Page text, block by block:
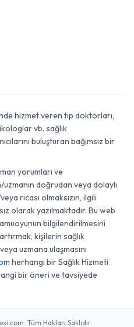
hizmet veren tıp doktorları,
vb. sağlık
buluşturan bağımsız bir
yorumları ve
doğrudan veya dolaylı
ricası olmaksızın, ilgili
olarak yazılmaktadır. Bu web
bilgilendirilmesini
kişilerin sağlık
uzmana ulaşmasını
herhangi bir Sağlık Hizmeti
bir öneri ve tavsiyede
Tüm Hakları Saklıdır.